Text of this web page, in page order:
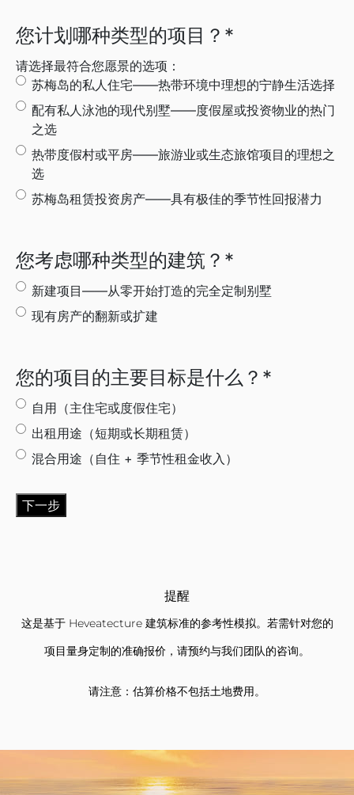
您计划哪种类型的项目？ *
请选择最符合您愿景的选项：
苏梅岛的私人住宅——热带环境中理想的宁静生活选择
配有私人泳池的现代别墅——度假屋或投资物业的热门
之选
热带度假村或平房——旅游业或生态旅馆项目的理想之
选
苏梅岛租赁投资房产——具有极佳的季节性回报潜力
您考虑哪种类型的建筑？ *
新建项目——从零开始打造的完全定制别墅
现有房产的翻新或扩建
您的项目的主要目标是什么？ *
自用（主住宅或度假住宅）
出租用途（短期或长期租赁）
混合用途（自住 + 季节性租金收入）
提醒
这是基于 Heveatecture 建筑标准的参考性模拟。若需针对您的
项目量身定制的准确报价，请预约与我们团队的咨询。
请注意：估算价格不包括土地费用。